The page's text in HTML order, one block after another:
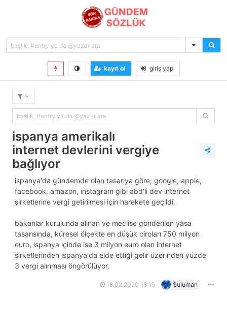
kayıt ol giriş yap
ispanya amerikalı
internet devlerini vergiye
bağlıyor
i̇spanya'da gündemde olan tasarıya göre; google, apple,
facebook, amazon, instagram gibi abd'li dev internet
şirketlerine vergi getirilmesi için harekete geçildi.
bakanlar kurulunda alınan ve meclise gönderilen yasa
tasarısında, küresel ölçekte en düşük ciroları 750 milyon
euro, i̇spanya içinde ise 3 milyon euro olan internet
şirketlerinden i̇spanya'da elde ettiği gelir üzerinden yüzde
3 vergi alınması öngörülüyor.
18.02.2020 18:15 Suluman